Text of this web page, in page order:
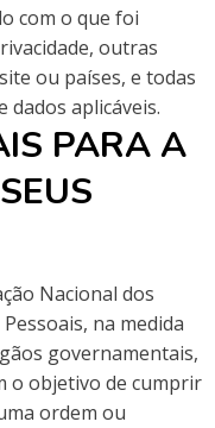
com o que foi
outras
ou países, e todas
dados aplicáveis.
PARA A
Nacional dos
na medida
governamentais,
o objetivo de cumprir
ordem ou